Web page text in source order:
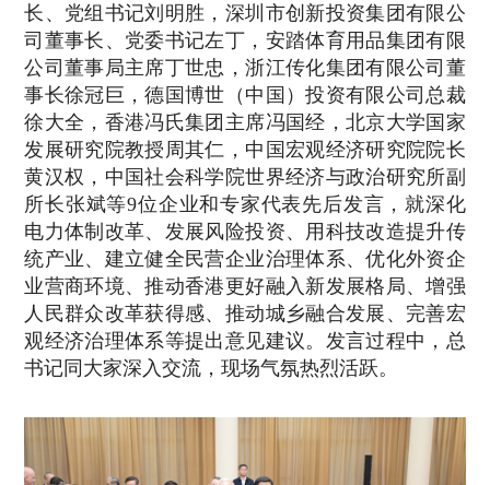
长、党组书记刘明胜，深圳市创新投资集团有限公
司董事长、党委书记左丁，安踏体育用品集团有限
公司董事局主席丁世忠，浙江传化集团有限公司董
事长徐冠巨，德国博世（中国）投资有限公司总裁
徐大全，香港冯氏集团主席冯国经，北京大学国家
发展研究院教授周其仁，中国宏观经济研究院院长
黄汉权，中国社会科学院世界经济与政治研究所副
所长张斌等9位企业和专家代表先后发言，就深化
电力体制改革、发展风险投资、用科技改造提升传
统产业、建立健全民营企业治理体系、优化外资企
业营商环境、推动香港更好融入新发展格局、增强
人民群众改革获得感、推动城乡融合发展、完善宏
观经济治理体系等提出意见建议。发言过程中，总
书记同大家深入交流，现场气氛热烈活跃。